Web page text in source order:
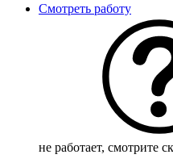
Смотреть работу
не работает, смотрите